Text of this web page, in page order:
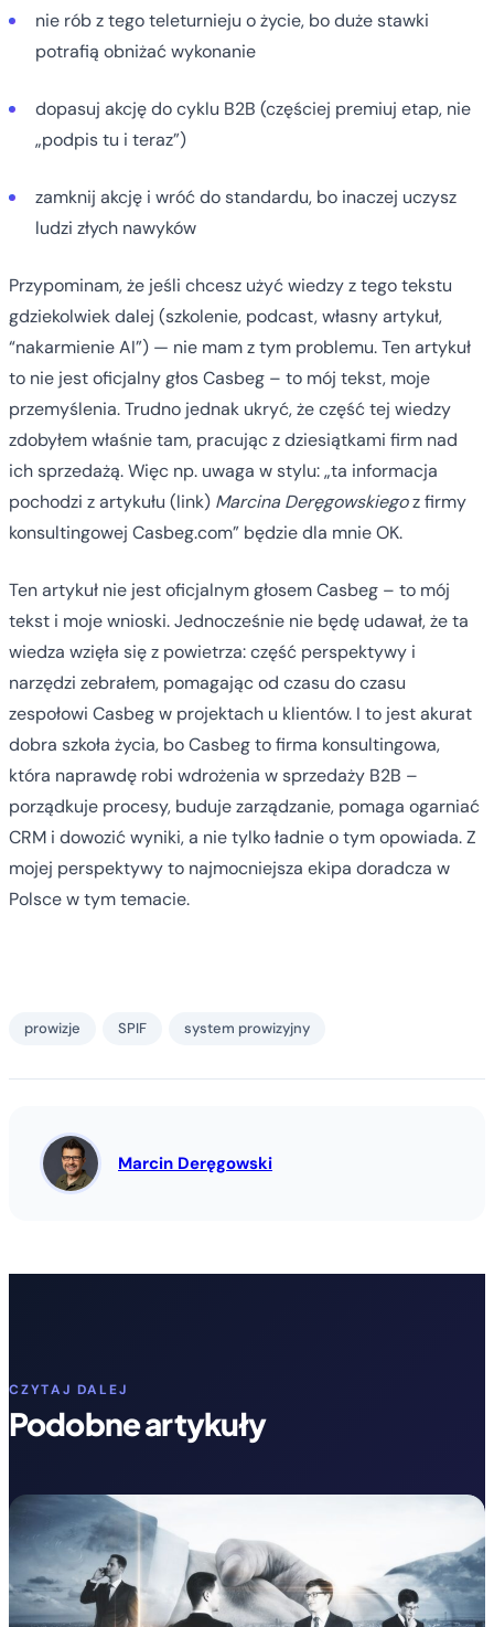
nie rób z tego teleturnieju o życie, bo duże stawki
potrafią obniżać wykonanie
dopasuj akcję do cyklu B2B (częściej premiuj etap, nie
„podpis tu i teraz”)
zamknij akcję i wróć do standardu, bo inaczej uczysz
ludzi złych nawyków
Przypominam, że jeśli chcesz użyć wiedzy z tego tekstu
gdziekolwiek dalej (szkolenie, podcast, własny artykuł,
“nakarmienie AI”) — nie mam z tym problemu. Ten artykuł
to nie jest oficjalny głos Casbeg – to mój tekst, moje
przemyślenia. Trudno jednak ukryć, że część tej wiedzy
zdobyłem właśnie tam, pracując z dziesiątkami firm nad
ich sprzedażą. Więc np. uwaga w stylu: „ta informacja
pochodzi z artykułu (link) Marcina Deręgowskiegoz firmy
konsultingowej Casbeg.com” będzie dla mnie OK.
Ten artykuł nie jest oficjalnym głosem Casbeg – to mój
tekst i moje wnioski. Jednocześnie nie będę udawał, że ta
wiedza wzięła się z powietrza: część perspektywy i
narzędzi zebrałem, pomagając od czasu do czasu
zespołowi Casbeg w projektach u klientów. I to jest akurat
dobra szkoła życia, bo Casbeg to firma konsultingowa,
która naprawdę robi wdrożenia w sprzedaży B2B –
porządkuje procesy, buduje zarządzanie, pomaga ogarniać
CRM i dowozić wyniki, a nie tylko ładnie o tym opowiada. Z
mojej perspektywy to najmocniejsza ekipa doradcza w
Polsce w tym temacie.
prowizje SPIF system prowizyjny
Marcin Deręgowski
CZYTAJ DALEJ
Podobne artykuły